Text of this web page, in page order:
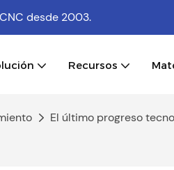
desde 2003.
Recursos
El último progreso